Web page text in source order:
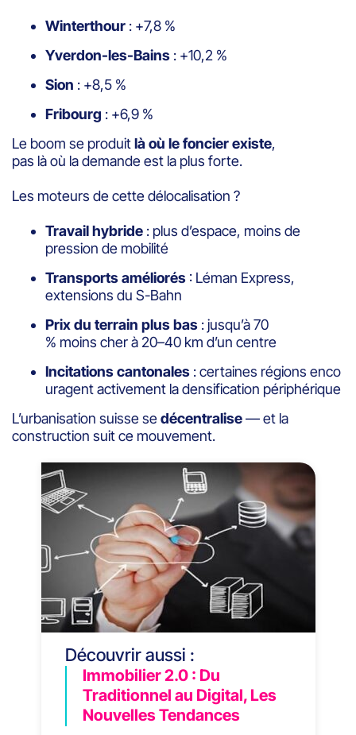
Winterthour : +7,8 %
Yverdon-les-Bains : +10,2 %
Sion : +8,5 %
Fribourg : +6,9 %
Le boom se produitlà où le foncier existe,
pas là où la demande est la plus forte.
Les moteurs de cette délocalisation ?
Travail hybride : plus d’espace, moins de
pression de mobilité
Transports améliorés : Léman Express,
extensions du S-Bahn
Prix du terrain plus bas : jusqu’à 70
% moins cher à 20–40 km d’un centre
Incitations cantonales : certaines régions enco
uragent activement la densification périphérique
L’urbanisation suisse sedécentralise— et la
construction suit ce mouvement.
Découvrir aussi :
Immobilier 2.0 : Du
Traditionnel au Digital, Les
Nouvelles Tendances